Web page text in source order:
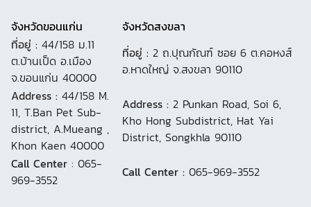
จังหวัดขอนแก่น
จังหวัดสงขลา
ที่อยู่ : 44/158 ม.11
ต.บ้านเป็ด อ.เมือง
จ.ขอนแก่น 40000
ที่อยู่ : 2 ถ.ปุณกัณฑ์ ซอย 6 ต.คอหงส์
อ.หาดใหญ่ จ.สงขลา 90110
Address : 44/158 M.
11, T.Ban Pet Sub-
district, A.Mueang ,
Khon Kaen 40000
Address : 2 Punkan Road, Soi 6,
Kho Hong Subdistrict, Hat Yai
District, Songkhla 90110
Call Center : 065-
969-3552
Call Center : 065-969-3552